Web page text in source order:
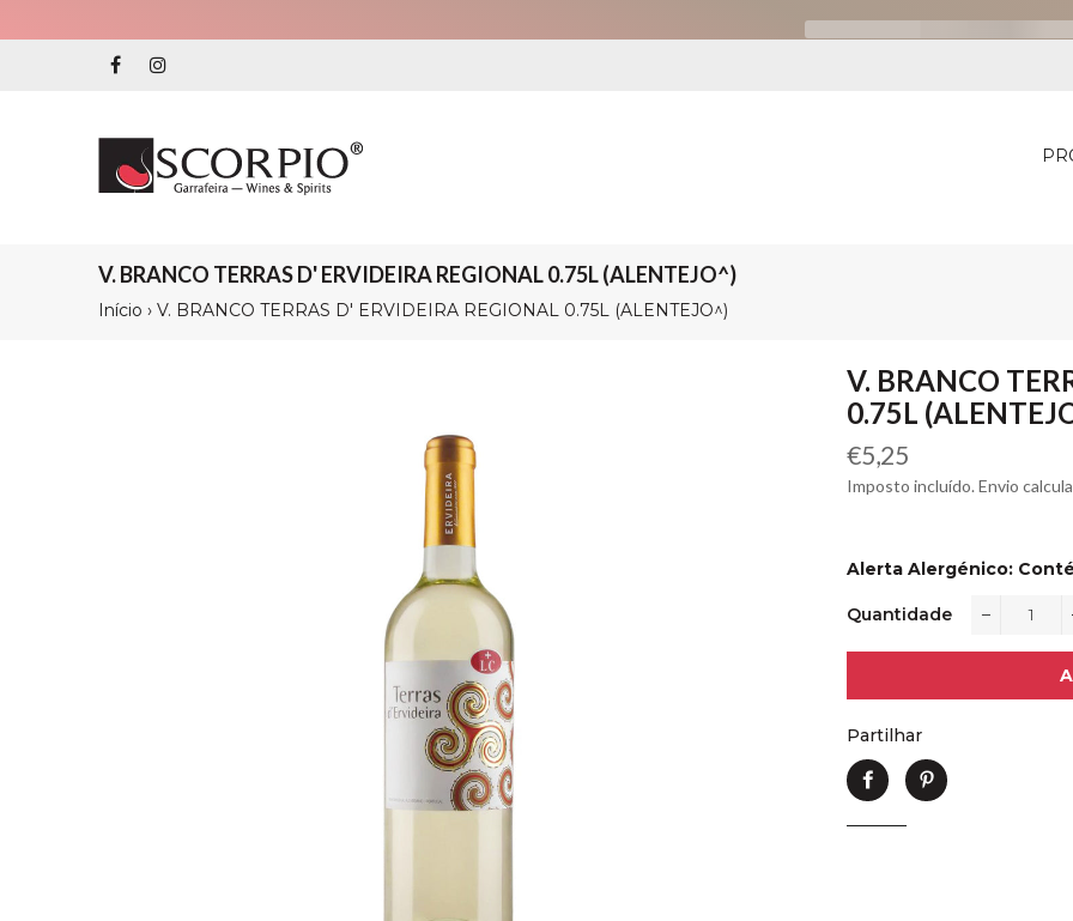
V. BRANCO TERRAS D' ERVIDEIRA REGIONAL 0.75L (ALENTEJO^)
Início › V. BRANCO TERRAS D' ERVIDEIRA REGIONAL 0.75L (ALENTEJO^)
V. BRANCO
0.75L
Preço
normal
€5,25
Imposto incluído. Envio
Alerta Alergénico:
Quantidade
Partilhar
Partilhe